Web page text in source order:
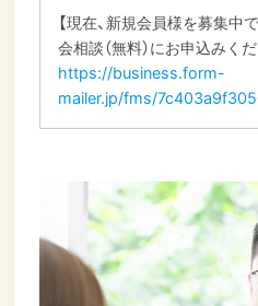
【現在、新規会員様を募集中
会相談（無料）にお申込みくだ
https://business.form-
mailer.jp/fms/